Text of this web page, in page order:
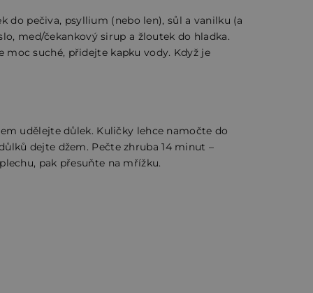
do pečiva, psyllium (nebo len), sůl a vanilku (a
med/čekankový sirup a žloutek do hladka.
suché, přidejte kapku vody. Když je
udělejte důlek. Kuličky lehce namočte do
dejte džem. Pečte zhruba 14 minut –
pak přesuňte na mřížku.